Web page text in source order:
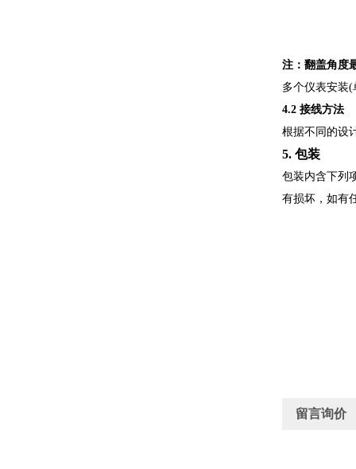
注：翻盖角度
多个仪表安装
4.2 接线方法
根据不同的设
5. 包装
包装内含下列
有损坏，如有
留言询价